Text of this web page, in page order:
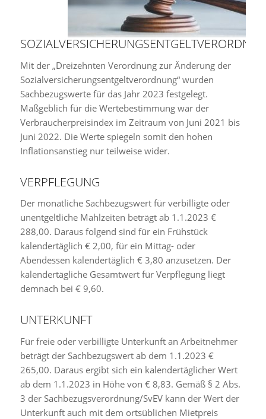
Mit der „Dreizehnten Verordnung zur Änderung der
Sozialversicherungsentgeltverordnung“ wurden
Sachbezugswerte für das Jahr 2023 festgelegt.
Maßgeblich für die Wertebestimmung war der
Verbraucherpreisindex im Zeitraum von Juni 2021 bis
Juni 2022. Die Werte spiegeln somit den hohen
Inflationsanstieg nur teilweise wider.
VERPFLEGUNG
Der monatliche Sachbezugswert für verbilligte oder
unentgeltliche Mahlzeiten beträgt ab 1.1.2023 €
288,00. Daraus folgend sind für ein Frühstück
kalendertäglich € 2,00, für ein Mittag- oder
Abendessen kalendertäglich € 3,80 anzusetzen. Der
kalendertägliche Gesamtwert für Verpflegung liegt
demnach bei € 9,60.
UNTERKUNFT
Für freie oder verbilligte Unterkunft an Arbeitnehmer
beträgt der Sachbezugswert ab dem 1.1.2023 €
265,00. Daraus ergibt sich ein kalendertäglicher Wert
ab dem 1.1.2023 in Höhe von € 8,83. Gemäß § 2 Abs.
3 der Sachbezugsverordnung/SvEV kann der Wert der
Unterkunft auch mit dem ortsüblichen Mietpreis